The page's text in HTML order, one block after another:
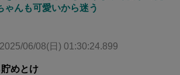
ゃんも可愛いから迷う
2025/06/08(日) 01:30:24.899
めとけ